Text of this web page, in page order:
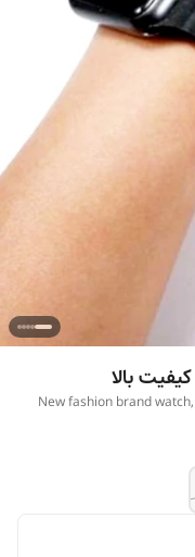
New fashion brand